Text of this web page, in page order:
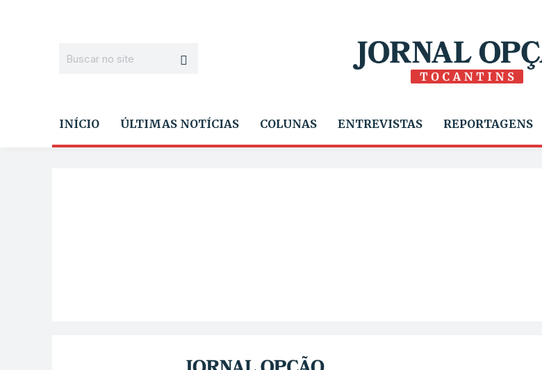
INÍCIO ÚLTIMAS NOTÍCIAS COLUNAS ENTREVISTAS REPORTAGENS